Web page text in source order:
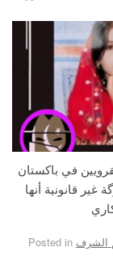
في باكستان
غير قانونية أنها
Posted in الشرف